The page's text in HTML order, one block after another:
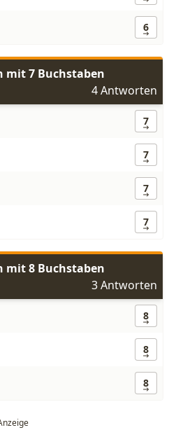
6
mit 7 Buchstaben
4 Antworten
7
7
7
7
mit 8 Buchstaben
3 Antworten
8
8
8